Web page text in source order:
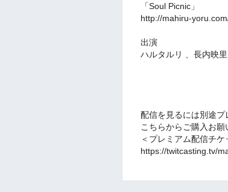
「Soul Picnic」
http://mahiru-
出演
ハルタルリ 、長内映
配信を見るには別途プ
こちらからご購入お願
＜プレミアム配信チケ
https://twitcasting.tv/